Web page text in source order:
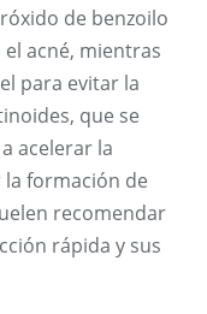
de benzoilo
acné, mientras
para evitar la
que se
acelerar la
formación de
recomendar
rápida y sus